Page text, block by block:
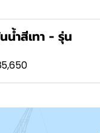
ำสีเทา - รุ่น